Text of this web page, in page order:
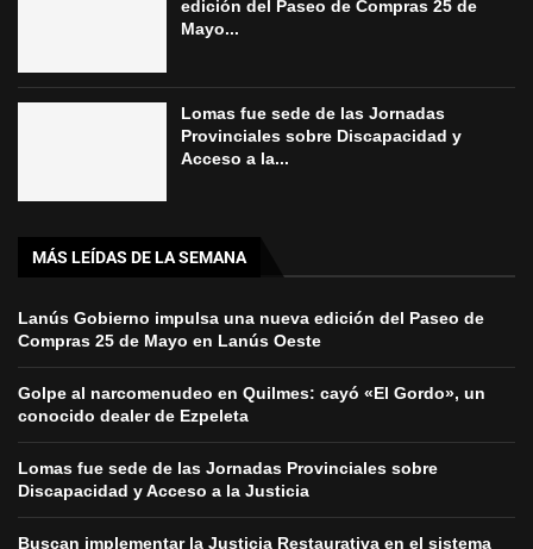
edición del Paseo de Compras 25 de
Mayo...
Lomas fue sede de las Jornadas
Provinciales sobre Discapacidad y
Acceso a la...
MÁS LEÍDAS DE LA SEMANA
Lanús Gobierno impulsa una nueva edición del Paseo de
Compras 25 de Mayo en Lanús Oeste
Golpe al narcomenudeo en Quilmes: cayó «El Gordo», un
conocido dealer de Ezpeleta
Lomas fue sede de las Jornadas Provinciales sobre
Discapacidad y Acceso a la Justicia
Buscan implementar la Justicia Restaurativa en el sistema